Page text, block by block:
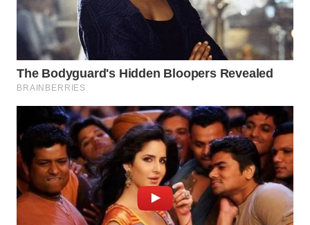
WN
SUKABUMI
WN
PURWAKARTA
WN
PRIANGAN
TIMUR
WN
SEMARANG